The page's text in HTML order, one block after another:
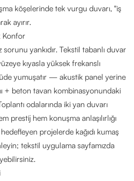
köşelerinde tek vurgu duvarı, "iş
ayırır.
Konfor
yankıdır. Tekstil tabanlı duvar
kıyasla yüksek frekanslı
yumuşatır — akustik panel yerine
+ beton tavan kombinasyonundaki
odalarında iki yan duvarı
prestij hem konuşma anlaşılırlığı
projelerde kağıdı kumaş
tekstil uygulama sayfamızda